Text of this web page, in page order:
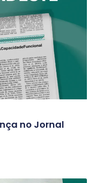
no Jornal